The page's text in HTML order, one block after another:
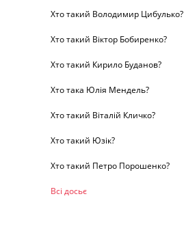
Хто такий Володимир Цибулько?
Хто такий Віктор Бобиренко?
Хто такий Кирило Буданов?
Хто така Юлія Мендель?
Хто такий Віталій Кличко?
Хто такий Юзік?
Хто такий Петро Порошенко?
Всі досьє